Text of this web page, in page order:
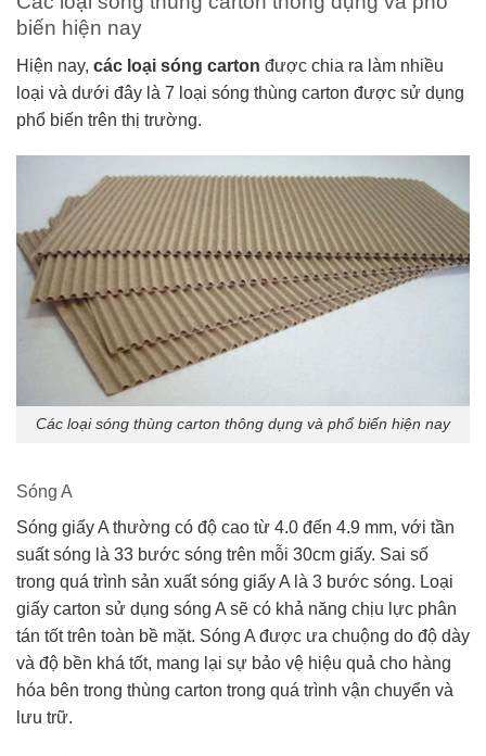
biến hiện nay
Hiện nay, các loại sóng carton được chia ra làm nhiều
loại và dưới đây là 7 loại sóng thùng carton được sử dụng
phổ biến trên thị trường.
Các loại sóng thùng carton thông dụng và phổ biến hiện nay
Sóng A
Sóng giấy A thường có độ cao từ 4.0 đến 4.9 mm, với tần
suất sóng là 33 bước sóng trên mỗi 30cm giấy. Sai số
trong quá trình sản xuất sóng giấy A là 3 bước sóng. Loại
giấy carton sử dụng sóng A sẽ có khả năng chịu lực phân
tán tốt trên toàn bề mặt. Sóng A được ưa chuộng do độ dày
và độ bền khá tốt, mang lại sự bảo vệ hiệu quả cho hàng
hóa bên trong thùng carton trong quá trình vận chuyển và
lưu trữ.